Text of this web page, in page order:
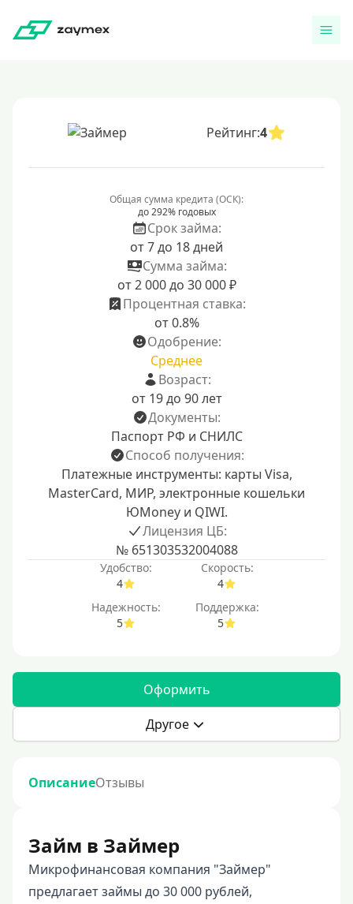
Рейтинг:4
Общая сумма кредита (ОСК):
до 292% годовых
Срок займа:
от 7 до 18 дней
Сумма займа:
от 2 000 до 30 000 ₽
Процентная ставка:
от 0.8%
Одобрение:
Среднее
Возраст:
от 19 до 90 лет
Документы:
Паспорт РФ и СНИЛС
Способ получения:
Платежные инструменты: карты Visa,
MasterCard, МИР, электронные кошельки
ЮMoney и QIWI.
Лицензия ЦБ:
№ 651303532004088
Удобство:
4
Скорость:
4
Надежность:
5
Поддержка:
5
Оформить
Другое
ОписаниеОтзывы
Займ в Займер
Микрофинансовая компания "Займер"
предлагает займы до 30 000 рублей,